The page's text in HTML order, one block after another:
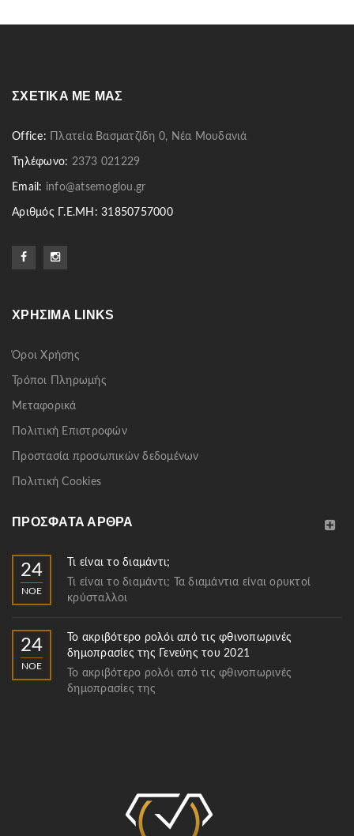
ΣΧΕΤΙΚΆ ΜΕ ΜΑΣ
Office: Πλατεία Βασματζίδη 0, Νέα Μουδανιά
Τηλέφωνο: 2373 021229
Email: info@atsemoglou.gr
Αριθμός Γ.Ε.ΜΗ: 31850757000
ΧΡΉΣΙΜΑ LINKS
Όροι Χρήσης
Τρόποι Πληρωμής
Μεταφορικά
Πολιτική Επιστροφών
Προστασία προσωπικών δεδομένων
Πολιτική Cookies
ΠΡΌΣΦΑΤΑ ΆΡΘΡΑ
24
ΝΟΈ
Τι είναι το διαμάντι;
Τι είναι το διαμάντι; Τα διαμάντια είναι ορυκτοί
κρύσταλλοι
24
ΝΟΈ
Το ακριβότερο ρολόι από τις φθινοπωρινές
δημοπρασίες της Γενεύης του 2021
Το ακριβότερο ρολόι από τις φθινοπωρινές
δημοπρασίες της